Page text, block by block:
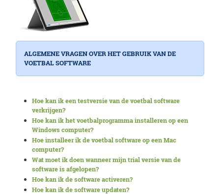
ALGEMENE VRAGEN OVER HET GEBRUIK VAN DE
VOETBAL SOFTWARE
Hoe kan ik een testversie van de voetbal software
verkrijgen?
Hoe kan ik het voetbalprogramma installeren op een
Windows computer?
Hoe installeer ik de voetbal software op een Mac
computer?
Wat moet ik doen wanneer mijn trial versie van de
software is afgelopen?
Hoe kan ik de software activeren?
Hoe kan ik de software updaten?